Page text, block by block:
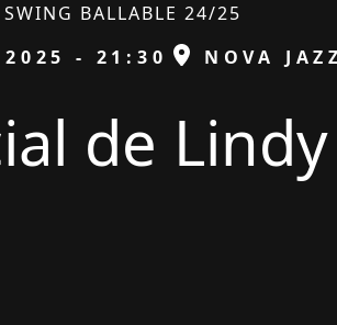
SWING BALLABLE 24/25
- 21:30 ESPAI
NOVA
de